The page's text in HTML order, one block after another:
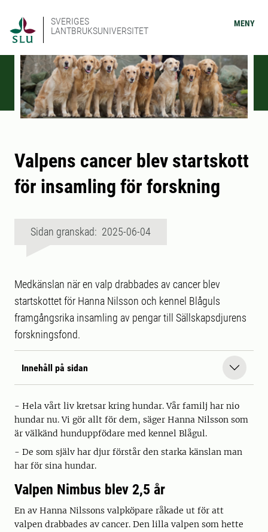
SVERIGES
LANTBRUKSUNIVERSITET
MENY
Valpens cancer blev startskott
för insamling för forskning
Sidan granskad: 2025-06-04
Medkänslan när en valp drabbades av cancer blev
startskottet för Hanna Nilsson och kennel Blåguls
framgångsrika insamling av pengar till Sällskapsdjurens
forskningsfond.
Innehåll på sidan
- Hela vårt liv kretsar kring hundar. Vår familj har nio
hundar nu. Vi gör allt för dem, säger Hanna Nilsson som
är välkänd hunduppfödare med kennel Blågul.
- De som själv har djur förstår den starka känslan man
har för sina hundar.
Valpen Nimbus blev 2,5 år
En av Hanna Nilssons valpköpare råkade ut för att
valpen drabbades av cancer. Den lilla valpen som hette